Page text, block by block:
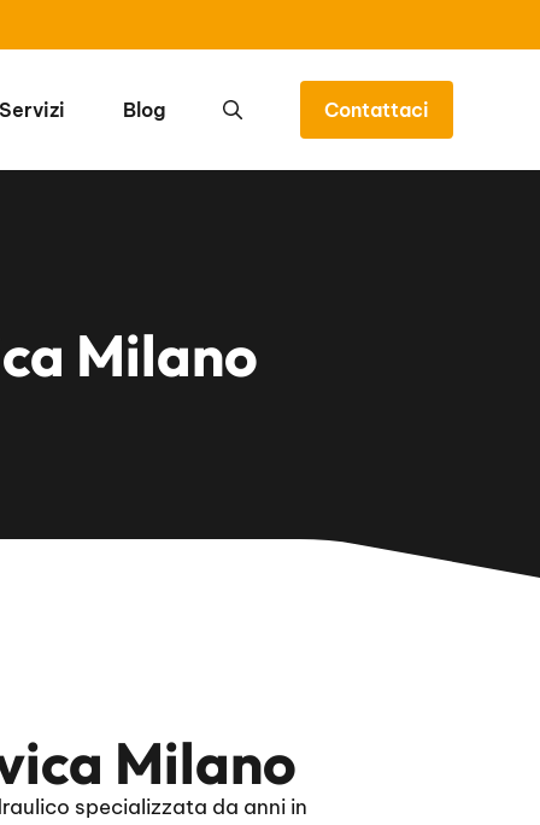
Servizi Blog Contattaci
Milano
Milano
specializzata da anni in